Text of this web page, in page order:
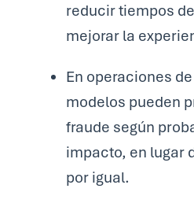
reducir tiempos
mejorar la
En operaciones
modelos pueden
fraude según
impacto, en lugar
por igual.